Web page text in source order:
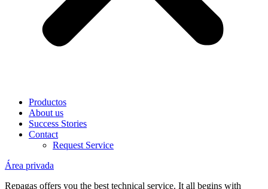
Productos
About us
Success Stories
Contact
Request Service
Área privada
Repagas offers you the best technical service. It all begins with